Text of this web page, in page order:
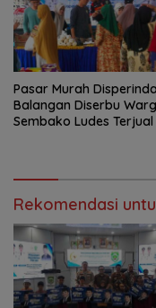
Pasar Murah
Balangan Diserbu
Sembako Ludes Terjual
Rekomendasi